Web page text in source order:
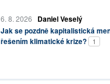
6. 8. 2026
Daniel Veselý
Jak se pozdně kapitalistická
řešením klimatické krize?
1